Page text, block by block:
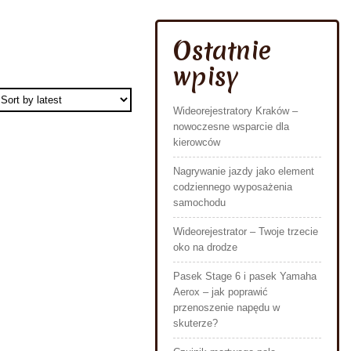
Ostatnie
wpisy
Wideorejestratory Kraków –
nowoczesne wsparcie dla
kierowców
Nagrywanie jazdy jako element
codziennego wyposażenia
samochodu
Wideorejestrator – Twoje trzecie
oko na drodze
Pasek Stage 6 i pasek Yamaha
Aerox – jak poprawić
przenoszenie napędu w
skuterze?